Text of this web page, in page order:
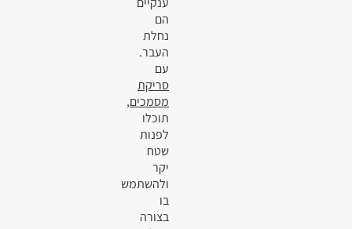
הם
נחלת
העבר.
עם
סריקת
מסמכים,
תוכלו
לפנות
שטח
יקר
ולהשתמש
בו
בצורה